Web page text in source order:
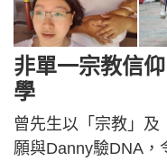
非單一宗教信
學
曾先生以「宗教」及
願與Danny驗DNA，